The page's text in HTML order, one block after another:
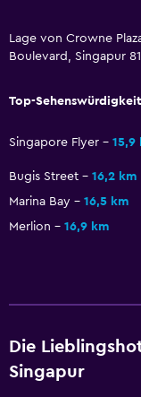
Frühstück auf dem
Tee-/
Wasserkocher
Kaffeemaschine
Barrierefreiheit
Gesamte
Barrierefrei
Aufzug
Lage von Crowne
Boulevard, Singapur
Top-
Singapore Flyer 15,9
Bugis Street
16,2 km
Marina Bay
16,5 km
Merlion
16,9 km
Die
Singapur